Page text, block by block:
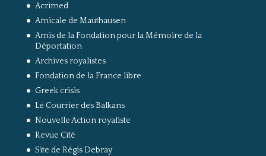
Acrimed
Amicale de Mauthausen
Amis de la Fondation pour la Mémoire de la
Déportation
Archives royalistes
Fondation de la France libre
Greek crisis
Le Courrier des Balkans
Nouvelle Action royaliste
Revue Cité
Site de Régis Debray